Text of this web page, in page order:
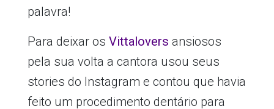
palavra!
Para deixar os Vittalovers ansiosos
pela sua volta a cantora usou seus
stories do Instagram e contou que havia
feito um procedimento dentário para